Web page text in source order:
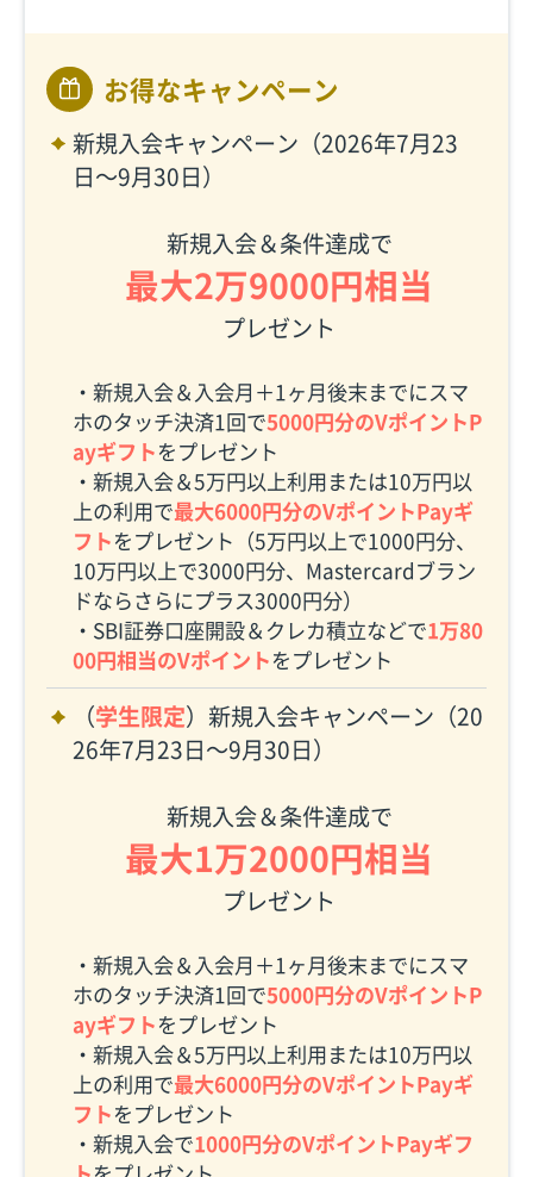
お得なキャンペーン
新規入会キャンペーン（2026年7月23
日〜9月30日）
新規入会＆条件達成で
最大2万9000円相当
プレゼント
・新規入会＆入会月＋1ヶ月後末までにスマ
ホのタッチ決済1回で5000円分のVポイントP
ayギフトをプレゼント
・新規入会＆5万円以上利用または10万円以
上の利用で最大6000円分のVポイントPayギ
フトをプレゼント（5万円以上で1000円分、
10万円以上で3000円分、Mastercardブラン
ドならさらにプラス3000円分）
・SBI証券口座開設＆クレカ積立などで1万80
00円相当のVポイントをプレゼント
（学生限定）新規入会キャンペーン（20
26年7月23日〜9月30日）
新規入会＆条件達成で
最大1万2000円相当
プレゼント
・新規入会＆入会月＋1ヶ月後末までにスマ
ホのタッチ決済1回で5000円分のVポイントP
ayギフトをプレゼント
・新規入会＆5万円以上利用または10万円以
上の利用で最大6000円分のVポイントPayギ
フトをプレゼント
・新規入会で1000円分のVポイントPayギフ